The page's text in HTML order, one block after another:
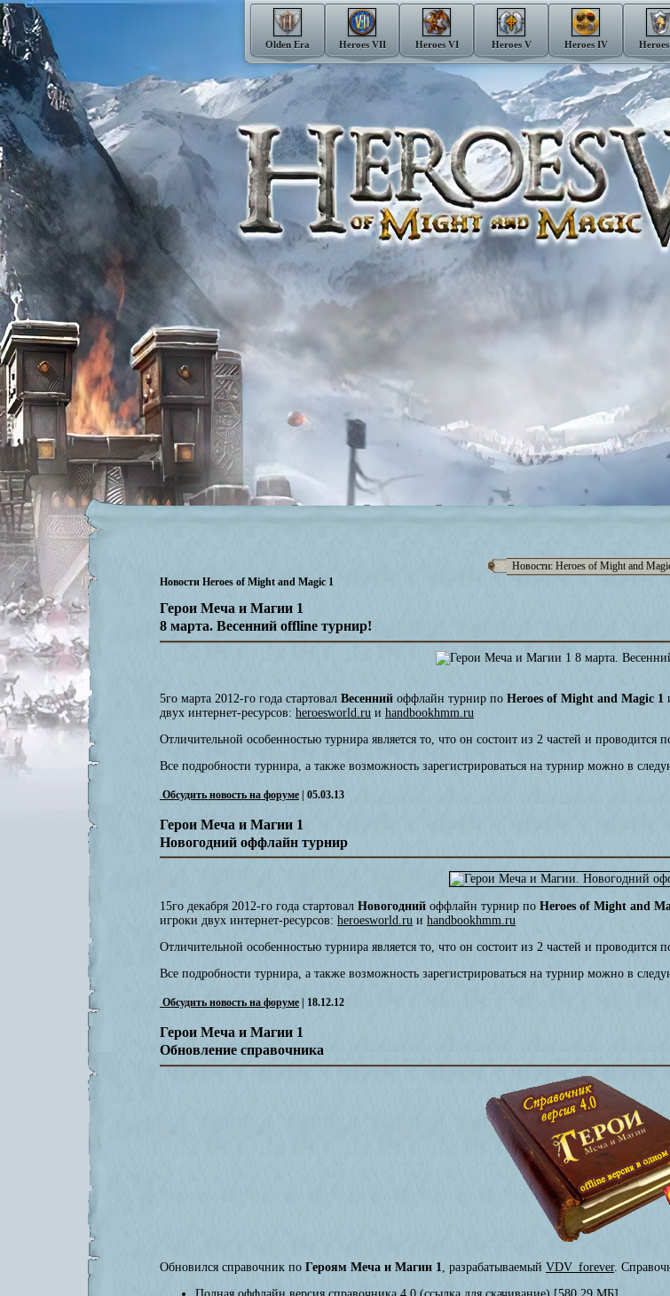
Olden Era Heroes VII Heroes VI Heroes V Heroes IV
Новости: Heroes of Might and
Новости Heroes of Might and Magic 1
Герои Меча и Магии 1
8 марта. Весенний offline турнир!
5го марта 2012-го года стартовал Весенний оффлайн турнир по Heroes of Might and Magic 1
двух интернет-ресурсов: heroesworld.ru и handbookhmm.ru
Отличительной особенностью турнира является то, что он состоит из 2 частей и
Все подробности турнира, а также возможность зарегистрироваться на турнир можно в
Обсудить новость на форуме | 05.03.13
Герои Меча и Магии 1
Новогодний оффлайн турнир
15го декабря 2012-го года стартовал Новогодний оффлайн турнир по Heroes of Might and
игроки двух интернет-ресурсов: heroesworld.ru и handbookhmm.ru
Отличительной особенностью турнира является то, что он состоит из 2 частей и
Все подробности турнира, а также возможность зарегистрироваться на турнир можно в
Обсудить новость на форуме | 18.12.12
Герои Меча и Магии 1
Обновление справочника
Обновился справочник по Героям Меча и Магии 1 , разрабатываемый VDV_forever.